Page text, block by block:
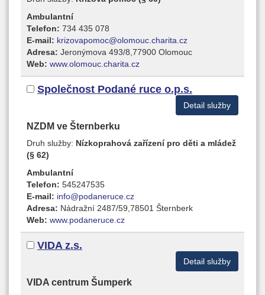
Ambulantní
Telefon: 734 435 078
E-mail: krizovapomoc@olomouc.charita.cz
Adresa: Jeronýmova 493/8,77900 Olomouc
Web: www.olomouc.charita.cz
Společnost Podané ruce o.p.s.
Detail služby
NZDM ve Šternberku
Druh služby: Nízkoprahová zařízení pro děti a mládež
(§ 62)
Ambulantní
Telefon: 545247535
E-mail: info@podaneruce.cz
Adresa: Nádražní 2487/59,78501 Šternberk
Web: www.podaneruce.cz
VIDA z.s.
Detail služby
VIDA centrum Šumperk